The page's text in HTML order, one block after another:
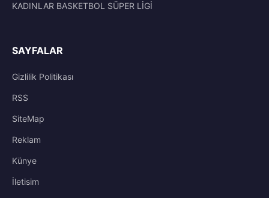
KADINLAR BASKETBOL SÜPER LİGİ
SAYFALAR
Gizlilik Politikası
RSS
SiteMap
Reklam
Künye
İletisim